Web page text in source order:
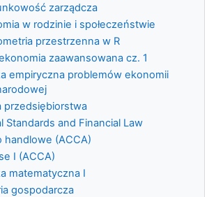
zarządcza
w rodzinie i społeczeństwie
przestrzenna w R
zaawansowana cz. 1
empiryczna problemów ekonomii
przedsiębiorstwa
Standards and Financial Law
handlowe (ACCA)
I (ACCA)
matematyczna I
gospodarcza